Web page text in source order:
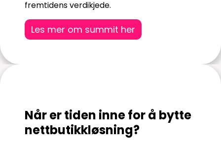
fremtidens verdikjede.
Les mer om summit her
Når er tiden inne for å bytte
nettbutikkløsning?